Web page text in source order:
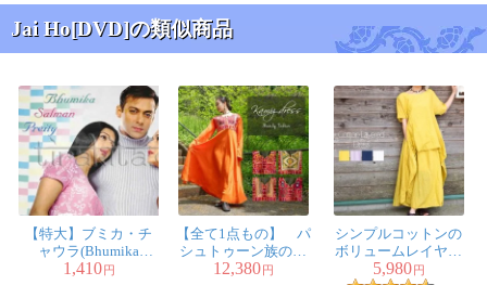
Jai Ho[DVD]の類似商品
【特大】ブミカ・チ
ャウラ(Bhumika
Chawla)、サルマン・
1,410円
【全て1点もの】 パ
シュトゥーン族の伝
統衣装 カミーズド
12,380円
シンプルコットンの
ボリュームレイヤー
ドワンピース
5,980円